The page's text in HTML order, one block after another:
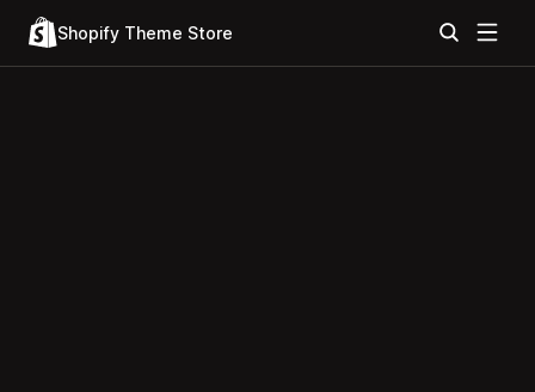
Shopify Theme Store